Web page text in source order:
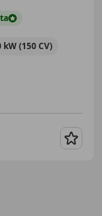
kW (150 CV)